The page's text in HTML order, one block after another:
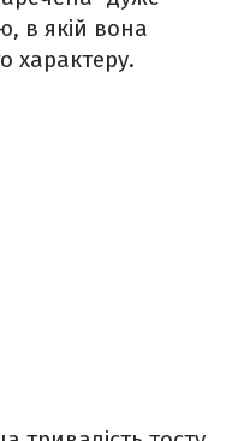
в якій вона
характеру.